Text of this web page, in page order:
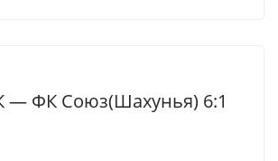
— ФК Союз(Шахунья) 6:1